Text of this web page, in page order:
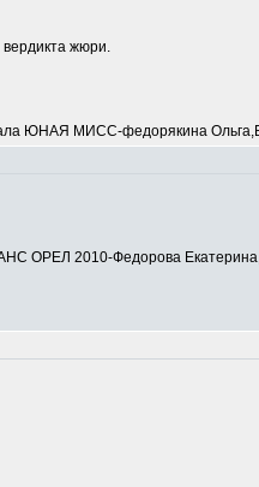
жюри.
ЮНАЯ МИСС-федорякина
ОРЕЛ 2010-Федорова